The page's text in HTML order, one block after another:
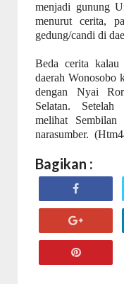
menjadi gunung
menurut cerita,
gedung/candi di
Beda cerita kalau
daerah Wonosobo
dengan Nyai
Selatan. Setelah
melihat
narasumber.
Bagikan :